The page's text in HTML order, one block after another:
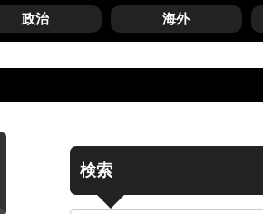
政治 海外
検索